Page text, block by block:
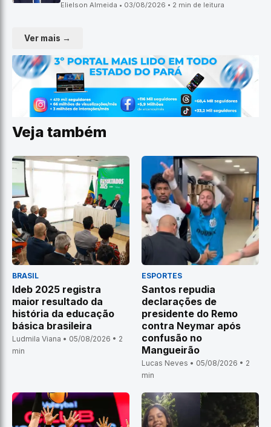
Elielson Almeida • 03/08/2026 • 2 min de leitura
Ver mais →
Veja também
BRASIL
Ideb 2025 registra
maior resultado da
história da educação
básica brasileira
Ludmila Viana • 05/08/2026 • 2
min
ESPORTES
Santos repudia
declarações de
presidente do Remo
contra Neymar após
confusão no
Mangueirão
Lucas Neves • 05/08/2026 • 2
min